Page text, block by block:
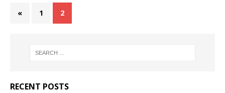
« 1 2
RECENT POSTS